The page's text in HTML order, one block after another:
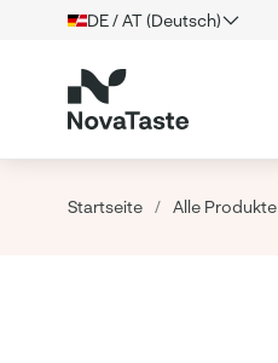
DE / AT (Deutsch)
Startseite / Alle Produkte